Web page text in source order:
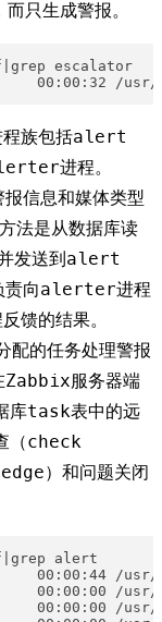
只生成警报。
escalator
00:00:32 /
程族包括alert
进程。
信息和媒体类型
是从数据库读
并发送到alert
责向alerter进程
馈的结果。
的任务处理警报
Zabbix服务器端
库task表中的远
（check
）和问题关闭
alert
00:00:44 /usr/
00:00:00 /
00:00:00 /